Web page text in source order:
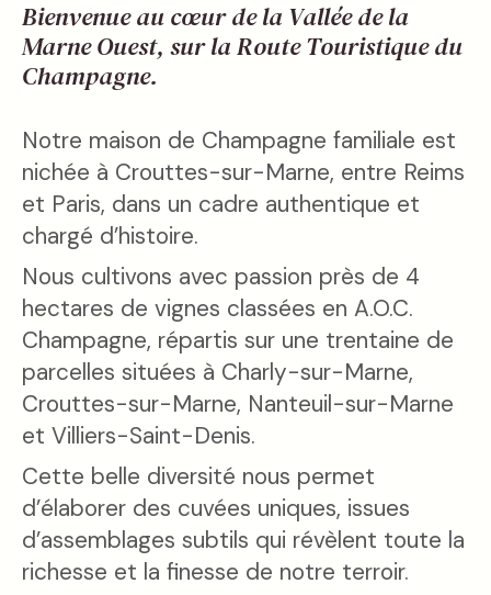
Bienvenue au cœur de la Vallée de la
Marne Ouest, sur la Route Touristique du
Champagne.
Notre maison de Champagne familiale est
nichée à Crouttes-sur-Marne, entre Reims
et Paris, dans un cadre authentique et
chargé d’histoire.
Nous cultivons avec passion près de 4
hectares de vignes classées en A.O.C.
Champagne, répartis sur une trentaine de
parcelles situées à Charly-sur-Marne,
Crouttes-sur-Marne, Nanteuil-sur-Marne
et Villiers-Saint-Denis.
Cette belle diversité nous permet
d’élaborer des cuvées uniques, issues
d’assemblages subtils qui révèlent toute la
richesse et la finesse de notre terroir.